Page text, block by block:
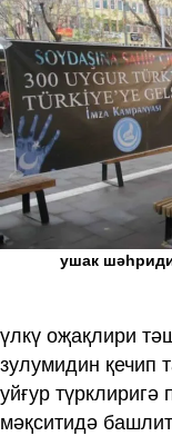
ушак
үлкү оҗақлири
зулумидин қечип
уйғур
мәқситидә